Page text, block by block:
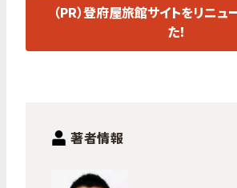
（PR）登府屋旅館サイトをリニュ
た！
著者情報